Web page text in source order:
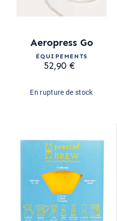
Aeropress Go
ÉQUIPEMENTS
52,90 €
En rupture de stock